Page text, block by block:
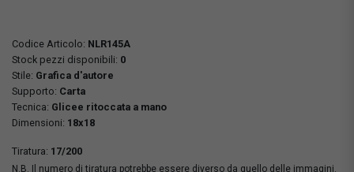
Codice Articolo: NLR145A
Stock pezzi disponibili: 0
Stile: Grafica d'autore
Supporto: Carta
Tecnica: Glicee ritoccata a mano
Dimensioni: 18x18
Tiratura: 17/200
N.B. Il numero di tiratura potrebbe essere diverso da quello delle immagini.